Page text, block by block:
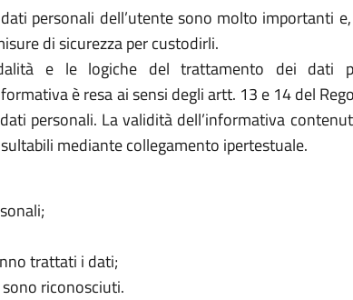
personali dell’utente sono molto importanti
di sicurezza per custodirli.
e le logiche del trattamento dei dati
è resa ai sensi degli artt. 13 e 14 del
personali. La validità dell’informativa
mediante collegamento ipertestuale.
trattati i dati;
riconosciuti.